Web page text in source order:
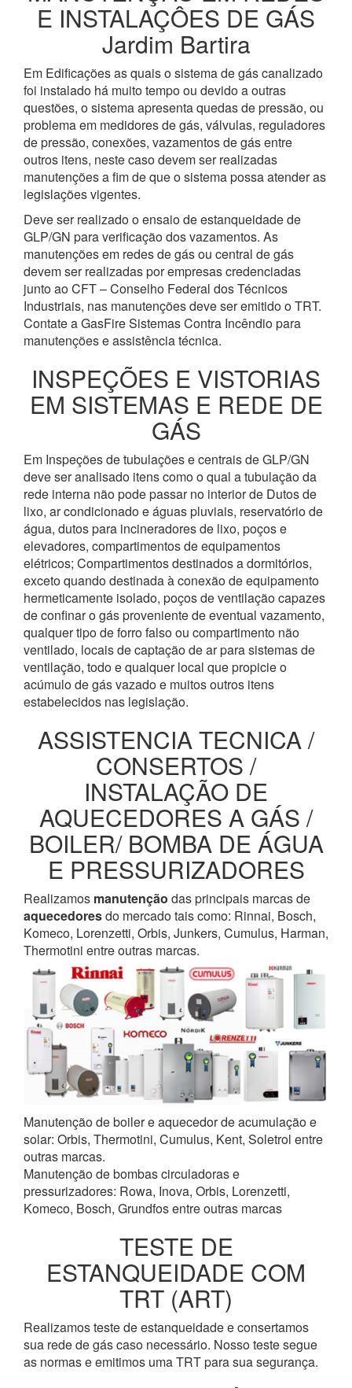
E INSTALAÇÔES DE GÁS
Jardim Bartira
Em Edificações as quais o sistema de gás canalizado
foi instalado há muito tempo ou devido a outras
questões, o sistema apresenta quedas de pressão, ou
problema em medidores de gás, válvulas, reguladores
de pressão, conexões, vazamentos de gás entre
outros itens, neste caso devem ser realizadas
manutenções a fim de que o sistema possa atender as
legislações vigentes.
Deve ser realizado o ensaio de estanqueidade de
GLP/GN para verificação dos vazamentos. As
manutenções em redes de gás ou central de gás
devem ser realizadas por empresas credenciadas
junto ao CFT – Conselho Federal dos Técnicos
Industriais, nas manutenções deve ser emitido o TRT.
Contate a GasFire Sistemas Contra Incêndio para
manutenções e assistência técnica.
INSPEÇÕES E VISTORIAS
EM SISTEMAS E REDE DE
GÁS
Em Inspeções de tubulações e centrais de GLP/GN
deve ser analisado itens como o qual a tubulação da
rede interna não pode passar no interior de Dutos de
lixo, ar condicionado e águas pluviais, reservatório de
água, dutos para incineradores de lixo, poços e
elevadores, compartimentos de equipamentos
elétricos; Compartimentos destinados a dormitórios,
exceto quando destinada à conexão de equipamento
hermeticamente isolado, poços de ventilação capazes
de confinar o gás proveniente de eventual vazamento,
qualquer tipo de forro falso ou compartimento não
ventilado, locais de captação de ar para sistemas de
ventilação, todo e qualquer local que propicie o
acúmulo de gás vazado e muitos outros itens
estabelecidos nas legislação.
ASSISTENCIA TECNICA /
CONSERTOS /
INSTALAÇÃO DE
AQUECEDORES A GÁS /
BOILER/ BOMBA DE ÁGUA
E PRESSURIZADORES
Realizamos manutenção das principais marcas de
aquecedoresdo mercado tais como: Rinnai, Bosch,
Komeco, Lorenzetti, Orbis, Junkers, Cumulus, Harman,
Thermotini entre outras marcas.
Manutenção de boiler e aquecedor de acumulação e
solar: Orbis, Thermotini, Cumulus, Kent, Soletrol entre
outras marcas.
Manutenção de bombas circuladoras e
pressurizadores: Rowa, Inova, Orbis, Lorenzetti,
Komeco, Bosch, Grundfos entre outras marcas
TESTE DE
ESTANQUEIDADE COM
TRT (ART)
Realizamos teste de estanqueidade e consertamos
sua rede de gás caso necessário. Nosso teste segue
as normas e emitimos uma TRT para sua segurança.